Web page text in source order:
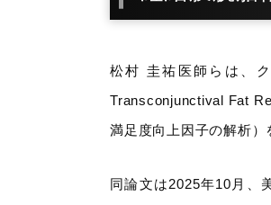
松村 圭祐医師らは、
Transconjunctival Fat
満足度向上因子の解析）
同論文は2025年10月、